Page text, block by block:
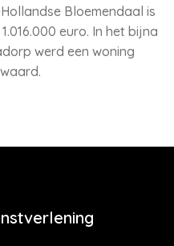
Bloemendaal is
euro. In het bijna
werd een woning